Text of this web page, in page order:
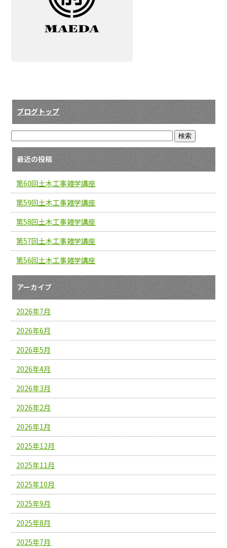
ブログトップ
最近の投稿
第60回土木工事雑学講座
第59回土木工事雑学講座
第58回土木工事雑学講座
第57回土木工事雑学講座
第56回土木工事雑学講座
アーカイブ
2026年7月
2026年6月
2026年5月
2026年4月
2026年3月
2026年2月
2026年1月
2025年12月
2025年11月
2025年10月
2025年9月
2025年8月
2025年7月